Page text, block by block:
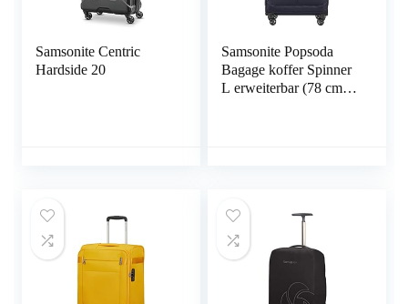
Samsonite Centric
Hardside 20
Samsonite Popsoda
Bagage koffer Spinner
L erweiterbar (78 cm –